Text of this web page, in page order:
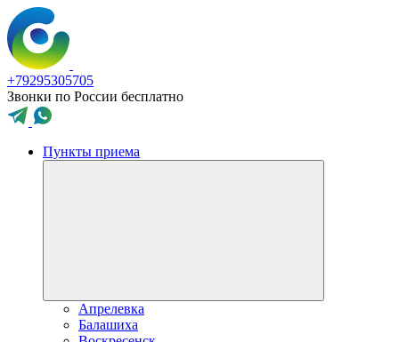
+79295305705
Звонки по России бесплатно
Пункты приема
Апрелевка
Балашиха